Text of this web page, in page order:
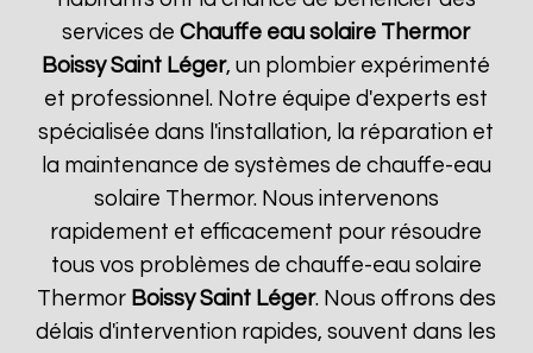
services deChauffe eau solaire Thermor
Boissy Saint Léger, un plombier expérimenté
et professionnel. Notre équipe d'experts est
spécialisée dans l'installation, la réparation et
la maintenance de systèmes de chauffe-eau
solaire Thermor. Nous intervenons
rapidement et efficacement pour résoudre
tous vos problèmes de chauffe-eau solaire
Thermor Boissy Saint Léger. Nous offrons des
délais d'intervention rapides, souvent dans les